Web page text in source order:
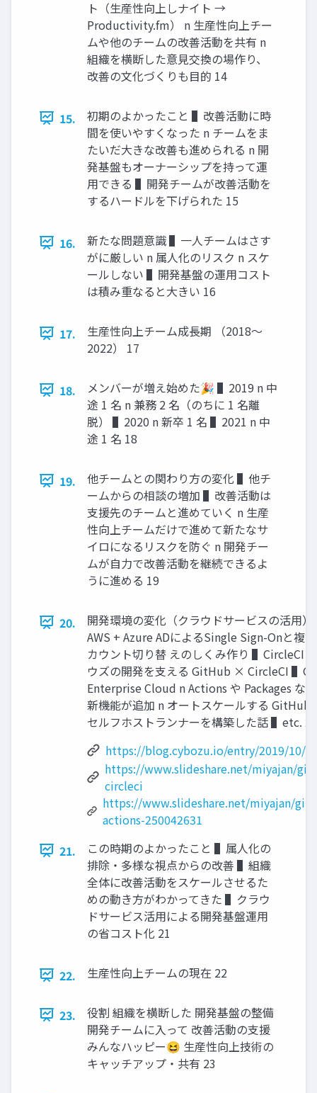
ト（⽣産性向上しナイト →
Productivity.fm） n ⽣産性向上チー
ムや他のチームの改善活動を共有 n
組織を横断した意⾒交換の場作り、
改善の⽂化づくりも⽬的 14
15.
初期のよかったこと ▌改善活動に時
間を使いやすくなった n チームをま
たいだ⼤きな改善も進められる n 開
発基盤もオーナーシップを持って運
⽤できる ▌開発チームが改善活動を
するハードルを下げられた 15
16.
新たな問題意識 ▌⼀⼈チームはさす
がに厳しい n 属⼈化のリスク n スケ
ールしない ▌開発基盤の運⽤コスト
は積み重なると⼤きい 16
17.
⽣産性向上チーム成⻑期 （2018〜
2022） 17
18.
メンバーが増え始めた🎉 ▌2019 n 中
途 1 名 n 兼務 2 名（のちに 1 名離
脱） ▌2020 n 新卒 1 名 ▌2021 n 中
途 1 名 18
19.
他チームとの関わり⽅の変化 ▌他チ
ームからの相談の増加 ▌改善活動は
⽀援先のチームと進めていく n ⽣産
性向上チームだけで進めて新たなサ
イロになるリスクを防ぐ n 開発チー
ムが⾃⼒で改善活動を継続できるよ
うに進める 19
20.
開発環境の変化（クラウドサービスの活⽤
AWS + Azure ADによるSingle Sign-Onと複
カウント切り替 えのしくみ作り ▌CircleCI n
ウズの開発を⽀える GitHub × CircleCI
Enterprise Cloud n Actions や Packages な
新機能が追加 n オートスケールする GitHub
セルフホストランナーを構築した話 ▌etc. 20
https://blog.cybozu.io/entry/2019/10/
https://www.slideshare.net/miyajan/
circleci
https://www.slideshare.net/miyajan/
actions-250042631
21.
この時期のよかったこと ▌属⼈化の
排除・多様な視点からの改善 ▌組織
全体に改善活動をスケールさせるた
めの動き⽅がわかってきた ▌クラウ
ドサービス活⽤による開発基盤運⽤
の省コスト化 21
22. ⽣産性向上チームの現在 22
23.
役割 組織を横断した 開発基盤の整備
開発チームに⼊って 改善活動の⽀援
みんなハッピー😆 ⽣産性向上技術の
キャッチアップ・共有 23